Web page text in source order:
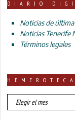
DIARIO
Noticias de
Noticias Tenerife
Términos legales
HEMEROTECA
DE